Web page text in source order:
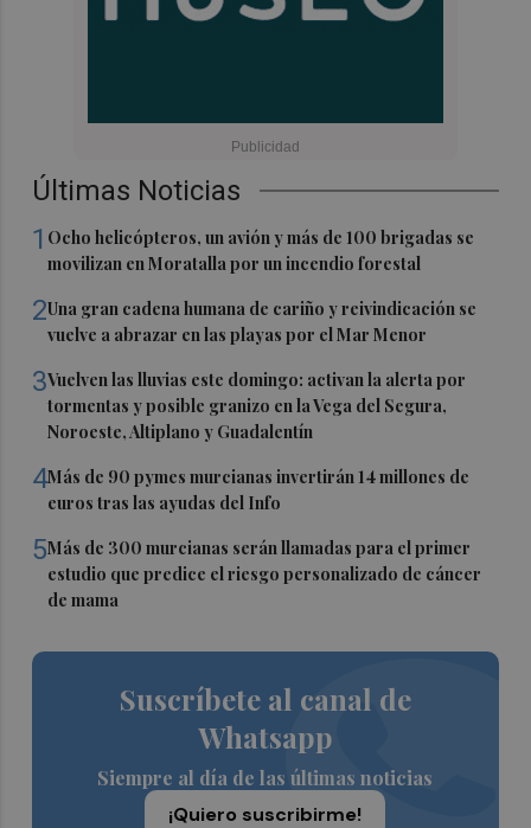
Últimas Noticias
1 Ocho helicópteros, un avión y más de 100 brigadas se
movilizan en Moratalla por un incendio forestal
2Una gran cadena humana de cariño y reivindicación se
vuelve a abrazar en las playas por el Mar Menor
3Vuelven las lluvias este domingo: activan la alerta por
tormentas y posible granizo en la Vega del Segura,
Noroeste, Altiplano y Guadalentín
4Más de 90 pymes murcianas invertirán 14 millones de
euros tras las ayudas del Info
5Más de 300 murcianas serán llamadas para el primer
estudio que predice el riesgo personalizado de cáncer
de mama
Suscríbete al canal de
Whatsapp
Siempre al día de las últimas noticias
¡Quiero suscribirme!